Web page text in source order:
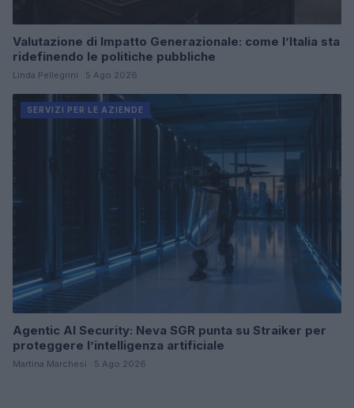
Valutazione di Impatto Generazionale: come l’Italia sta
ridefinendo le politiche pubbliche
Linda Pellegrini · 5 Ago 2026
SERVIZI PER LE AZIENDE
Agentic AI Security: Neva SGR punta su Straiker per
proteggere l’intelligenza artificiale
Martina Marchesi · 5 Ago 2026